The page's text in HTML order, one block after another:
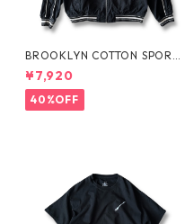
BROOKLYN COTTON SPORT
JKT by Polo Ralph Lauren
¥7,920
40%OFF